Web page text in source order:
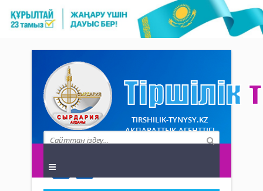
TIRSHILIK-TYNYSY.KZ
АҚПАРАТТЫҚ АГЕНТТІГІ